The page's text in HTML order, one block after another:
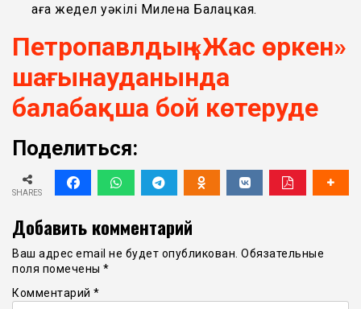
аға жедел уәкілі Милена Балацкая.
Петропавлдың «Жас өркен»
шағынауданында
балабақша бой көтеруде
Поделиться:
SHARES
Добавить комментарий
Ваш адрес email не будет опубликован. Обязательные
поля помечены *
Комментарий *